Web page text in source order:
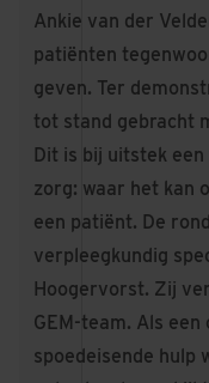
Ankie van der
patiënten
geven. Ter
tot stand gebracht
Dit is bij uitstek
zorg: waar het kan
een patiënt. De
verpleegkundig
Hoogervorst. Zij
GEM-team. Als
spoedeisende hulp